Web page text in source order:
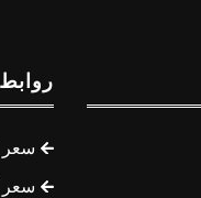
سعر
سعر